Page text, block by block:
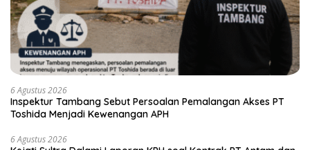
6 Agustus 2026
Inspektur Tambang Sebut Persoalan Pemalangan Akses PT
Toshida Menjadi Kewenangan APH
6 Agustus 2026